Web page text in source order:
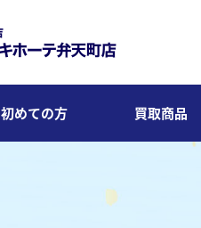
初めての方 買取商品